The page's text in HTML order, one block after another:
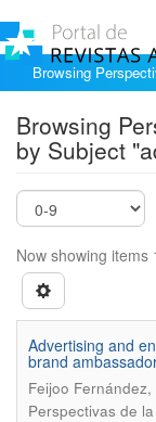
Browsing
Browsing
by Subject
Now showing items
Advertising and
brand
Feijoo
Perspectivas de